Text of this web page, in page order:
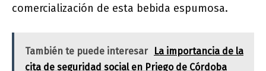
comercialización de esta bebida espumosa.
También te puede interesar
La importancia de la
cita de seguridad social en Priego de Córdoba